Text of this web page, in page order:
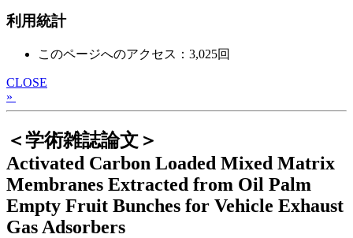
利用統計
このページへのアクセス：3,025回
CLOSE
»
＜学術雑誌論文＞
Activated Carbon Loaded Mixed Matrix
Membranes Extracted from Oil Palm
Empty Fruit Bunches for Vehicle Exhaust
Gas Adsorbers